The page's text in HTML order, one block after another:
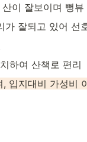
이 잘보이며 뻥뷰
가 잘되고 있어 선
하여 산책로 편리
입지대비 가성비